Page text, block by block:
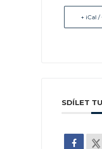
+ iCal
SDÍLET